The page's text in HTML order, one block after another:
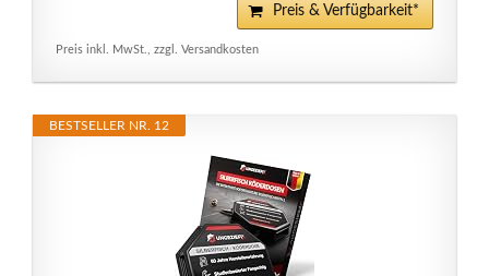
Preis & Verfügbarkeit*
Preis inkl. MwSt., zzgl. Versandkosten
BESTSELLER NR. 12